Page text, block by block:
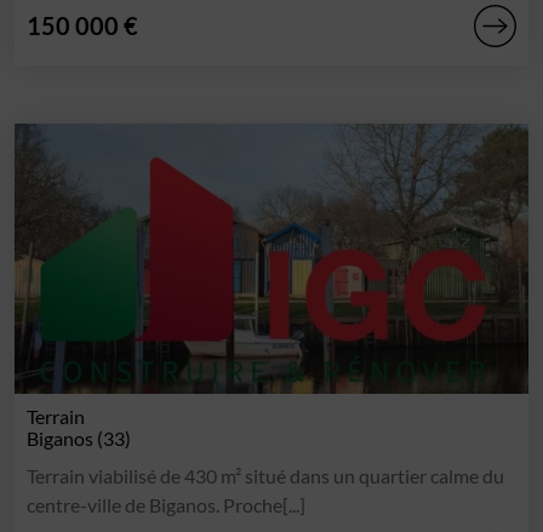
150 000 €
Terrain
Biganos (33)
Terrain viabilisé de 430 m² situé dans un quartier calme du
centre-ville de Biganos. Proche[...]